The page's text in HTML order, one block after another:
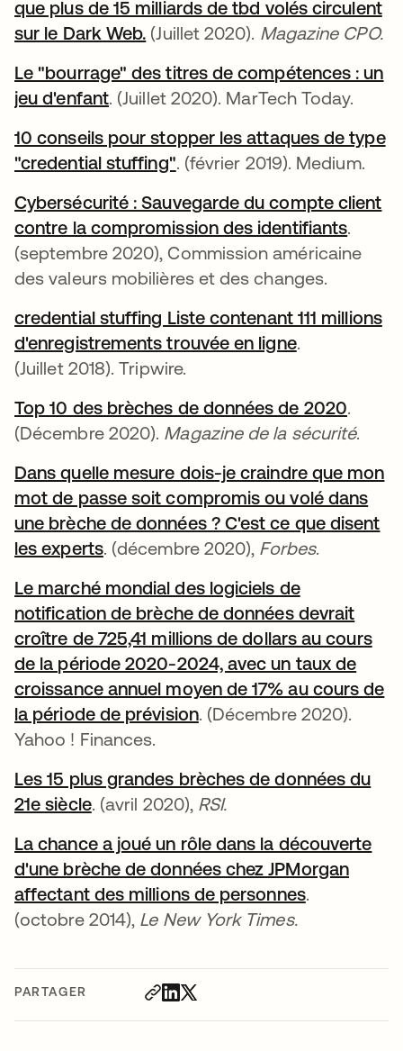
PARTAGER
que plus de 15 milliards de tbd volés circulent
sur le Dark Web. s’ouvre dans un nouvel onglet
(Juillet 2020). Magazine CPO.
Le "bourrage" des titres de compétences : un
jeu d'enfants’ouvre dans un nouvel onglet
. (Juillet 2020). MarTech Today.
10 conseils pour stopper les attaques de type
"credential stuffing"s’ouvre dans un nouvel
. (février 2019). Medium.
Cybersécurité : Sauvegarde du compte client
contre la compromission des identifiants.
(septembre 2020), Commission américaine
des valeurs mobilières et des changes.
credential stuffing Liste contenant 111 millions
d'enregistrements trouvée en lignes’ouvre
.
(Juillet 2018). Tripwire.
Top 10 des brèches de données de 2020.
(Décembre 2020). Magazine de la sécurité.
Dans quelle mesure dois-je craindre que mon
mot de passe soit compromis ou volé dans
une brèche de données ? C'est ce que disent
les expertss’ouvre dans un nouvel onglet
. (décembre 2020), Forbes.
Le marché mondial des logiciels de
notification de brèche de données devrait
croître de 725,41 millions de dollars au cours
de la période 2020-2024, avec un taux de
croissance annuel moyen de 17% au cours de
la période de prévisions’ouvre dans un nouvel
. (Décembre 2020).
Yahoo ! Finances.
Les 15 plus grandes brèches de données du
21e siècles’ouvre dans un nouvel onglet
. (avril 2020), RSI.
La chance a joué un rôle dans la découverte
d'une brèche de données chez JPMorgan
affectant des millions de personness’ouvre
.
(octobre 2014), Le New York Times.